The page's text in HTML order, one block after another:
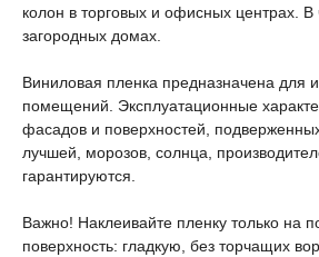
колон в торговых и офисных центрах. В
загородных домах.
Виниловая пленка предназначена для
помещений. Эксплуатационные
фасадов и поверхностей,
лучшей, морозов, солнца,
гарантируются.
Важно! Наклеивайте пленку только на
поверхность: гладкую, без торчащих